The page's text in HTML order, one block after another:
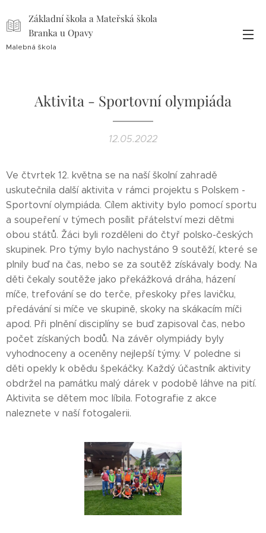
Základní škola a Mateřská škola
Branka u Opavy
Malebná škola
Aktivita - Sportovní olympiáda
12.05.2022
Ve čtvrtek 12. května se na naší školní zahradě
uskutečnila další aktivita v rámci projektu s Polskem -
Sportovní olympiáda. Cílem aktivity bylo pomocí sportu
a soupeření v týmech posílit přátelství mezi dětmi
obou států. Žáci byli rozděleni do čtyř polsko-českých
skupinek. Pro týmy bylo nachystáno 9 soutěží, které se
plnily buď na čas, nebo se za soutěž získávaly body. Na
děti čekaly soutěže jako překážková dráha, házení
míče, trefování se do terče, přeskoky přes lavičku,
předávání si míče ve skupině, skoky na skákacím míči
apod. Při plnění disciplíny se buď zapisoval čas, nebo
počet získaných bodů. Na závěr olympiády byly
vyhodnoceny a oceněny nejlepší týmy. V poledne si
děti opekly k obědu špekáčky. Každý účastník aktivity
obdržel na památku malý dárek v podobě láhve na pití.
Aktivita se dětem moc líbila. Fotografie z akce
naleznete v naší fotogalerii.